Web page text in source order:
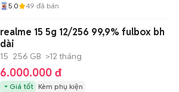
5.0 49 đã bán
realme 15 5g 12/256 99,9% fulbox bh
dài
15 256 GB >12 tháng
6.000.000 đ
Giá tốt Kèm phụ kiện